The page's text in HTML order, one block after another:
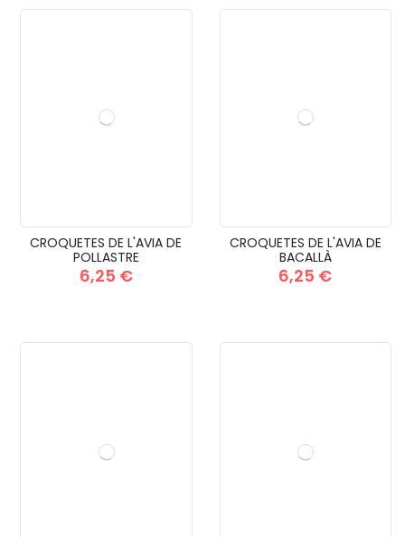
CROQUETES DE L'AVIA DE
POLLASTRE
6,25 €
CROQUETES DE L'AVIA DE
BACALLÀ
6,25 €